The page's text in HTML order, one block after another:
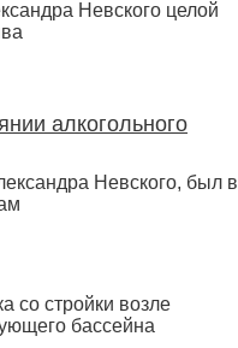
Невского целой
алкогольного
Невского, был в
со стройки возле
бассейна